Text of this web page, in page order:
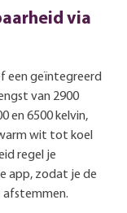
via
een geïntegreerd
van 2900
en 6500 kelvin,
wit tot koel
regel je
app, zodat je de
afstemmen.